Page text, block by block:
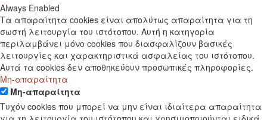
Always Enabled
Τα απαραίτητα cookies είναι απολύτως απαραίτητα για τη
σωστή λειτουργία του ιστότοπου. Αυτή η κατηγορία
περιλαμβάνει μόνο cookies που διασφαλίζουν βασικές
λειτουργίες και χαρακτηριστικά ασφαλείας του ιστότοπου.
Αυτά τα cookies δεν αποθηκεύουν προσωπικές πληροφορίες.
Μη-απαραίτητα
Μη-απαραίτητα
Τυχόν cookies που μπορεί να μην είναι ιδιαίτερα απαραίτητα